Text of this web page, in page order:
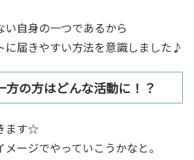
い自身の一つであるから
に届きやすい方法を意識しました♪
方の方はどんな活動に！？
ます☆
ージでやっていこうかなと。